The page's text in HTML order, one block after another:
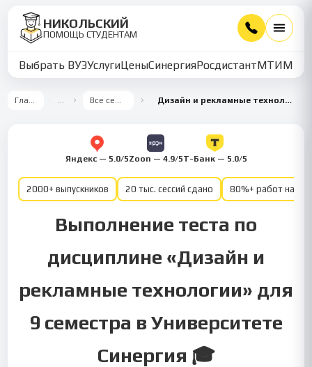
НИКОЛЬСКИЙ
ПОМОЩЬ СТУДЕНТАМ
Выбрать ВУЗУслугиЦеныСинергияРосдистантМТИММУ
Главная … Все семестры Дизайн и рекламные технологии 9 семестр
Яндекс — 5.0/5Zoon — 4.9/5Т-Банк — 5.0/5
2000+ выпускников 20 тыс. сессий сдано 80%+ работ на
Выполнение теста по
дисциплине «Дизайн и
рекламные технологии» для
9 семестра в Университете
Синергия 🎓